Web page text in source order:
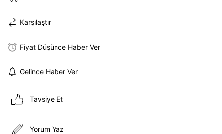
Karşılaştır
Fiyat Düşünce Haber Ver
Gelince Haber Ver
Tavsiye Et
Yorum Yaz